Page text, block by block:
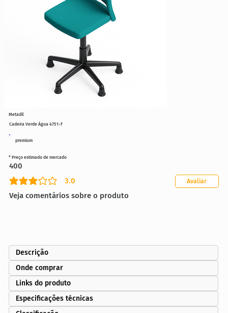
premium
Cadeira Verde Água 4751-F
3.0
classificação média é 3 de 5
Veja comentários sobre o produto
Avaliar
* Preço estimado de mercado
400
Metadil
Descrição
Onde comprar
Links do produto
Especificações técnicas